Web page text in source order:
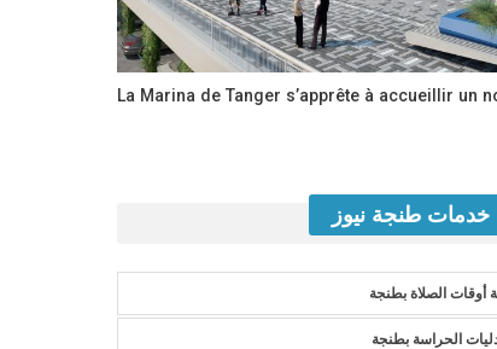
La Marina de Tanger s’apprête à accueillir un
خدمات طنجة نيوز
أوقات الصلاة بطنجة
الحراسة بطنجة